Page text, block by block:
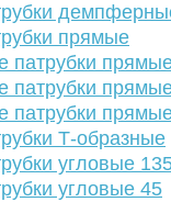
прямые
патрубки
патрубки
патрубки
Т-образные
угловые
угловые 45